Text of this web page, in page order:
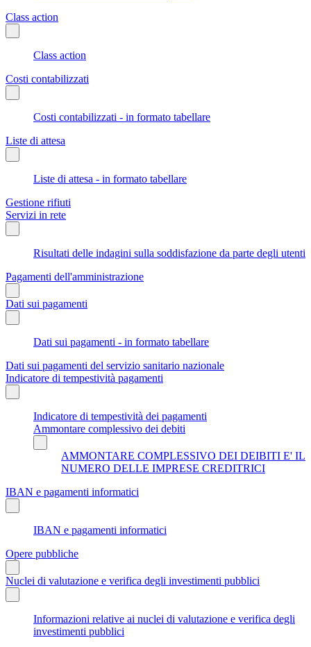
Class action
Class action
Costi contabilizzati
Costi contabilizzati - in formato tabellare
Liste di attesa
Liste di attesa - in formato tabellare
Gestione rifiuti
Servizi in rete
Risultati delle indagini sulla soddisfazione da parte degli utenti
Pagamenti dell'amministrazione
Dati sui pagamenti
Dati sui pagamenti - in formato tabellare
Dati sui pagamenti del servizio sanitario nazionale
Indicatore di tempestività pagamenti
Indicatore di tempestività dei pagamenti
Ammontare complessivo dei debiti
AMMONTARE COMPLESSIVO DEI DEIBITI E' IL
NUMERO DELLE IMPRESE CREDITRICI
IBAN e pagamenti informatici
IBAN e pagamenti informatici
Opere pubbliche
Nuclei di valutazione e verifica degli investimenti pubblici
Informazioni relative ai nuclei di valutazione e verifica degli
investimenti pubblici